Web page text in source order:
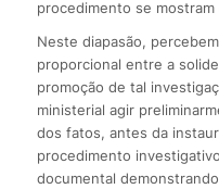
procedimento se mostram
Neste diapasão,
proporcional entre a
promoção de tal
ministerial agir
dos fatos, antes da
procedimento
documental